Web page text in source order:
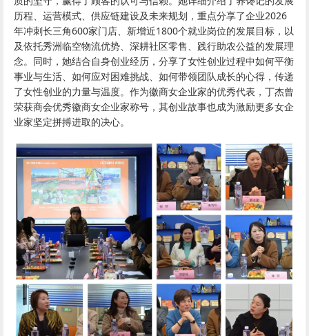
历程、运营模式、供应链建设及未来规划，重点分享了企业2026
年冲刺长三角600家门店、新增近1800个就业岗位的发展目标，以
及依托秀洲临空物流优势、深耕社区零售、践行助农公益的发展理
念。同时，她结合自身创业经历，分享了女性创业过程中如何平衡
事业与生活、如何应对困难挑战、如何带领团队成长的心得，传递
了女性创业的力量与温度。作为徽商女企业家的优秀代表，丁杰曾
荣获商会优秀徽商女企业家称号，其创业故事也成为激励更多女企
业家坚定拼搏进取的决心。